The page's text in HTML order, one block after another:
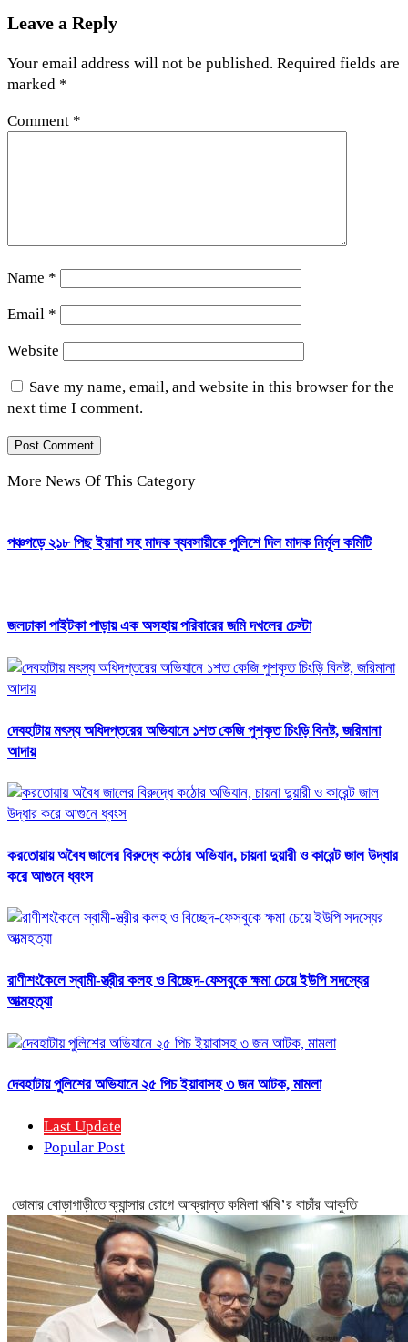
Leave a Reply
Your email address will not be published. Required fields are
marked *
Comment *
Name *
Email *
Website
Save my name, email, and website in this browser for the
next time I comment.
More News Of This Category
পঞ্চগড়ে ২১৮ পিছ ইয়াবা সহ মাদক ব্যবসায়ীকে পুলিশে দিল মাদক নির্মূল কমিটি
জলঢাকা পাইটকা পাড়ায় এক অসহায় পরিবারের জমি দখলের চেস্টা
দেবহাটায় মৎস্য অধিদপ্তরের অভিযানে ১শত কেজি পুশকৃত চিংড়ি বিনষ্ট, জরিমানা
আদায়
করতোয়ায় অবৈধ জালের বিরুদ্ধে কঠোর অভিযান, চায়না দুয়ারী ও কারেন্ট জাল উদ্ধার
করে আগুনে ধ্বংস
রাণীশংকৈলে স্বামী-স্ত্রীর কলহ ও বিচ্ছেদ-ফেসবুকে ক্ষমা চেয়ে ইউপি সদস্যের
আত্মহত্যা
দেবহাটায় পুলিশের অভিযানে ২৫ পিচ ইয়াবাসহ ৩ জন আটক, মামলা
Last Update
Popular Post
ডোমার বোড়াগাড়ীতে ক্যান্সার রোগে আক্রান্ত কমিলা ঋষি’র বাচাঁর আকুতি